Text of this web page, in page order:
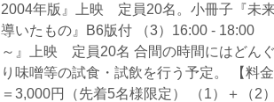
2004年版』上映 定員20名。小冊子『未
導いたもの』B6版付 （3）16:00 - 18:00
～』上映 定員20名 合間の時間にはどん
り味噌等の試食・試飲を行う予定。 【料
＝3,000円（先着5名様限定） （1）＋（2